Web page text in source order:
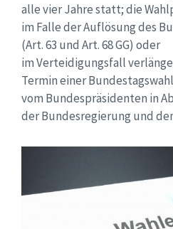
alle vier Jahre statt; die
im Falle der Auflösung des
(Art. 63 und Art. 68GG) oder
im Verteidigungsfall
Termin einer
vom Bundespräsidenten in
der Bundesregierung und